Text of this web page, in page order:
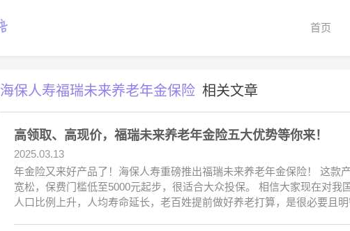
首页
海保人寿福瑞未来养老年金保险 相关文章
高领取、高现价，福瑞未来养老年金险五大优势等你来！
2025.03.13
年金险又来好产品了！海保人寿重磅推出福瑞未来养老年金保险！ 这款
宽松，保费门槛低至5000元起步，很适合大众投保。 相信大家现在对
人口比例上升，人均寿命延长，老百姓提前做好养老打算，是很必要且